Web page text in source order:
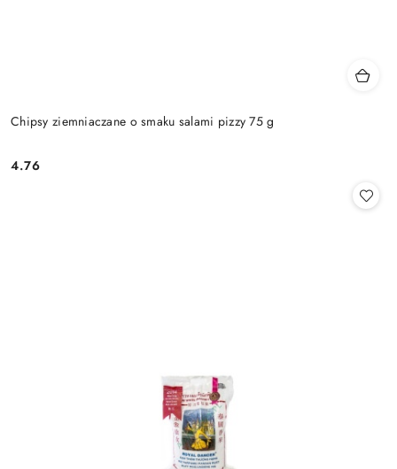
Chipsy ziemniaczane o smaku salami pizzy 75 g
Cena:
4.76